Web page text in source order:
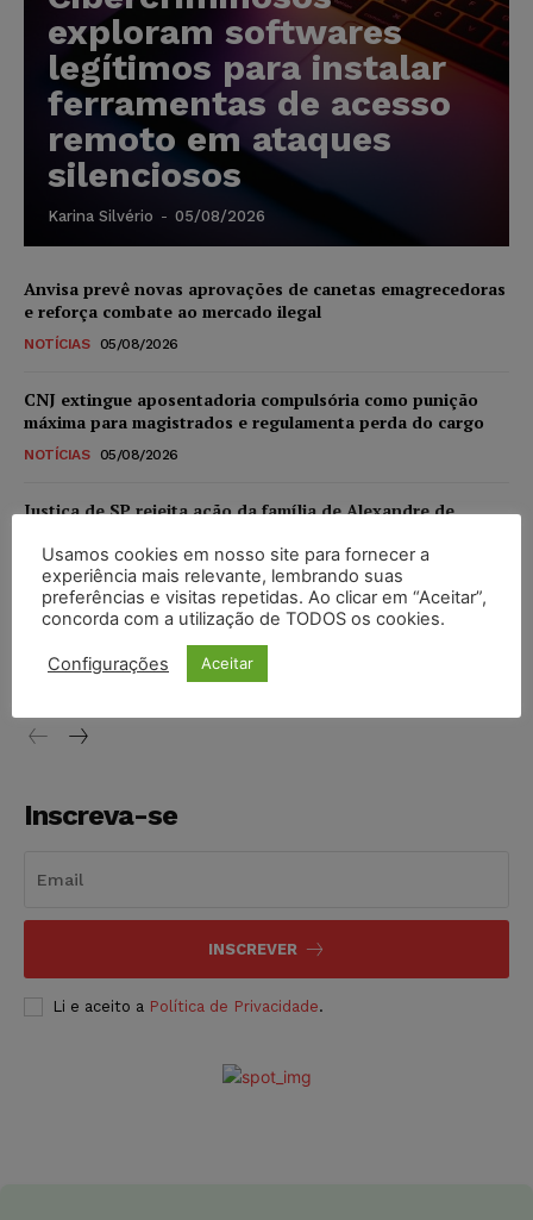
exploram softwares
legítimos para instalar
ferramentas de acesso
remoto em ataques
silenciosos
Karina Silvério - 05/08/2026
Anvisa prevê novas aprovações de canetas emagrecedoras
e reforça combate ao mercado ilegal
NOTÍCIAS 05/08/2026
CNJ extingue aposentadoria compulsória como punição
máxima para magistrados e regulamenta perda do cargo
NOTÍCIAS 05/08/2026
Justiça de SP rejeita ação da família de Alexandre de
NOTÍCIAS 05/08/2026
Conselho Nacional de Justiça determina afastamento da
juíza Gabriela Hardt por dois anos
NOTÍCIAS 05/08/2026
Inscreva-se
INSCREVER
Li e aceito a Política de Privacidade.
Usamos cookies em nosso site para fornecer a
experiência mais relevante, lembrando suas
preferências e visitas repetidas. Ao clicar em “Aceitar”,
concorda com a utilização de TODOS os cookies.
Configurações Aceitar